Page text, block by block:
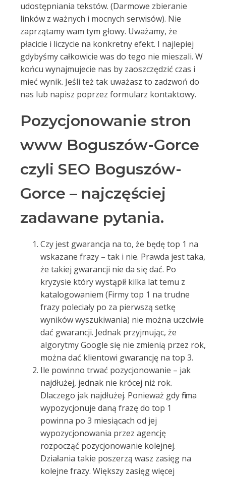
udostępniania tekstów. (Darmowe zbieranie
linków z ważnych i mocnych serwisów). Nie
zaprzątamy wam tym głowy. Uważamy, że
płacicie i liczycie na konkretny efekt. I najlepiej
gdybyśmy całkowicie was do tego nie mieszali. W
końcu wynajmujecie nas by zaoszczędzić czas i
mieć wynik. Jeśli też tak uważasz to zadzwoń do
nas lub napisz poprzez formularz kontaktowy.
Pozycjonowanie stron
www Boguszów-Gorce
czyli SEO Boguszów-
Gorce – najczęściej
zadawane pytania.
Czy jest gwarancja na to, że będę top 1 na
wskazane frazy – tak i nie. Prawda jest taka,
że takiej gwarancji nie da się dać. Po
kryzysie który wystąpił kilka lat temu z
katalogowaniem (Firmy top 1 na trudne
frazy poleciały po za pierwszą setkę
wyników wyszukiwania) nie można uczciwie
dać gwarancji. Jednak przyjmując, że
algorytmy Google się nie zmienią przez rok,
można dać klientowi gwarancję na top 3.
Ile powinno trwać pozycjonowanie – jak
najdłużej, jednak nie krócej niż rok.
Dlaczego jak najdłużej. Ponieważ gdy firma
wypozycjonuje daną frazę do top 1
powinna po 3 miesiącach od jej
wypozycjonowania przez agencję
rozpocząć pozycjonowanie kolejnej.
Działania takie poszerzą wasz zasięg na
kolejne frazy. Większy zasięg więcej